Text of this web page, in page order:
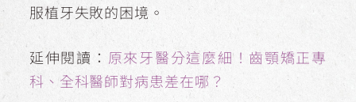
服植牙失敗的困境。
延伸閱讀： 原來牙醫分這麼細！齒顎矯正專
科、全科醫師對病患差在哪？